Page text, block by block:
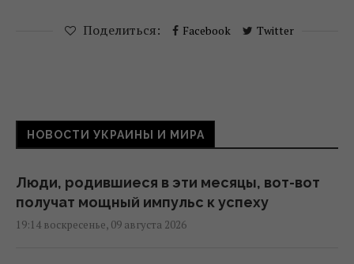
Поделиться: Facebook Twitter
НОВОСТИ УКРАИНЫ И МИРА
Люди, родившиеся в эти месяцы, вот-вот
получат мощный импульс к успеху
19:14 воскресенье, 09 августа 2026